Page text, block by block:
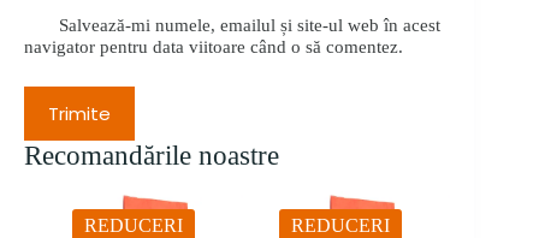
Salvează-mi numele, emailul și site-ul web în acest
navigator pentru data viitoare când o să comentez.
Trimite
Recomandările noastre
REDUCERI REDUCERI